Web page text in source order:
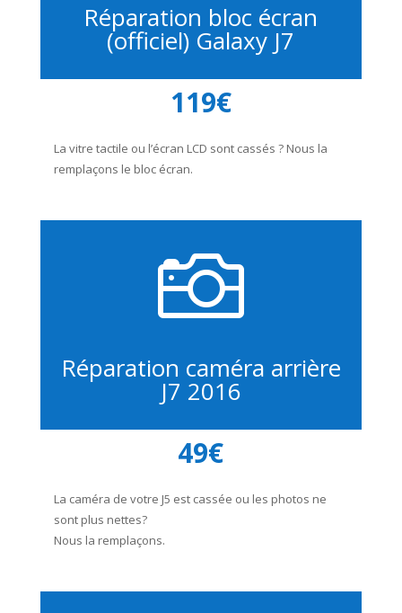
Réparation bloc écran
(officiel) Galaxy J7
119€
La vitre tactile ou l’écran LCD sont cassés ? Nous la
remplaçons le bloc écran.

Réparation caméra arrière
J7 2016
49€
La caméra de votre J5 est cassée ou les photos ne
sont plus nettes?
Nous la remplaçons.